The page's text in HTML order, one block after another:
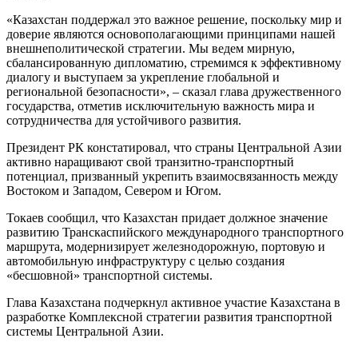
«Казахстан поддержал это важное решение, поскольку мир и
доверие являются основополагающими принципами нашей
внешнеполитической стратегии. Мы ведем мирную,
сбалансированную дипломатию, стремимся к эффективному
диалогу и выступаем за укрепление глобальной и
региональной безопасности», – сказал глава дружественного
государства, отметив исключительную важность мира и
сотрудничества для устойчивого развития.
Президент РК констатировал, что страны Центральной Азии
активно наращивают свой транзитно-транспортный
потенциал, призванный укрепить взаимосвязанность между
Востоком и Западом, Севером и Югом.
Токаев сообщил, что Казахстан придает должное значение
развитию Транскаспийского международного транспортного
маршрута, модернизирует железнодорожную, портовую и
автомобильную инфраструктуру с целью создания
«бесшовной» транспортной системы.
Глава Казахстана подчеркнул активное участие Казахстана в
разработке Комплексной стратегии развития транспортной
системы Центральной Азии.